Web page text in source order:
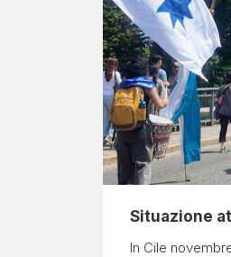
Situazione
In Cile